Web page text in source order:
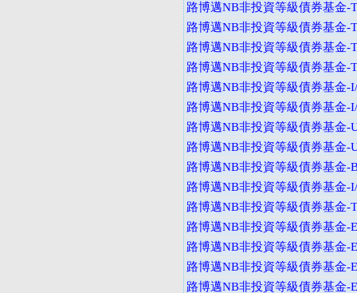
路博邁NB非投資等級債券基金-
路博邁NB非投資等級債券基金-
路博邁NB非投資等級債券基金-
路博邁NB非投資等級債券基金-
路博邁NB非投資等級債券基金-
路博邁NB非投資等級債券基金-
路博邁NB非投資等級債券基金-
路博邁NB非投資等級債券基金-
路博邁NB非投資等級債券基金-
路博邁NB非投資等級債券基金-
路博邁NB非投資等級債券基金-
路博邁NB非投資等級債券基金-
路博邁NB非投資等級債券基金-
路博邁NB非投資等級債券基金-
路博邁NB非投資等級債券基金-